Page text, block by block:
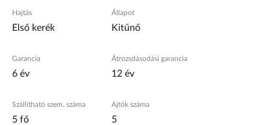
Hajtás
Első kerék
Állapot
Kitűnő
Garancia
6 év
Átrozsdásodási garancia
12 év
Szállítható szem. száma
5 fő
Ajtók száma
5